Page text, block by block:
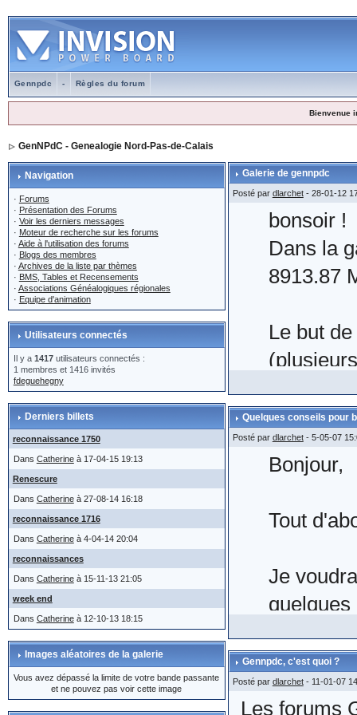
Gennpdc - Règles du forum
Bienvenue
GenNPdC - Genealogie Nord-Pas-de-Calais
Navigation
· Forums
· Présentation des Forums
· Voir les derniers messages
· Moteur de recherche sur les forums
· Aide à l'utilisation des forums
· Blogs des membres
· Archives de la liste par thèmes
· BMS, Tables et Recensements
· Associations Généalogiques régionales
· Equipe d'animation
Utilisateurs connectés
Il y a 1417utilisateurs connectés :
1 membres et 1416 invités
fdeguehegny
Derniers billets
reconnaissance 1750
Dans Catherineà 17-04-15 19:13
Renescure
Dans Catherineà 27-08-14 16:18
reconnaissance 1716
Dans Catherineà 4-04-14 20:04
reconnaissances
Dans Catherineà 15-11-13 21:05
week end
Dans Catherineà 12-10-13 18:15
Images aléatoires de la galerie
Vous avez dépassé la limite de votre bande passante
et ne pouvez pas voir cette image
Galerie de gennpdc
Posté par dlarchet- 28-01-12
bonsoir !
Dans la
8913.87
Le but
même,
On voit
moteur
l'envoi)
fait 2 à 3
Il
Quelques conseils pour
Posté par dlarchet- 5-05-07
Bonjour,
Tout
Je
forums.
Voici
Gennpdc, c'est quoi ?
Posté par dlarchet- 11-01-07
Les forums